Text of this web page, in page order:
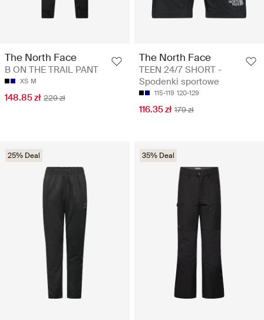
The North Face
B ON THE TRAIL PANT
XS M
148.85 zł 229 zł
The North Face
TEEN 24/7 SHORT -
Spodenki sportowe
115-119 120-129
116.35 zł 179 zł
25% Deal 35% Deal